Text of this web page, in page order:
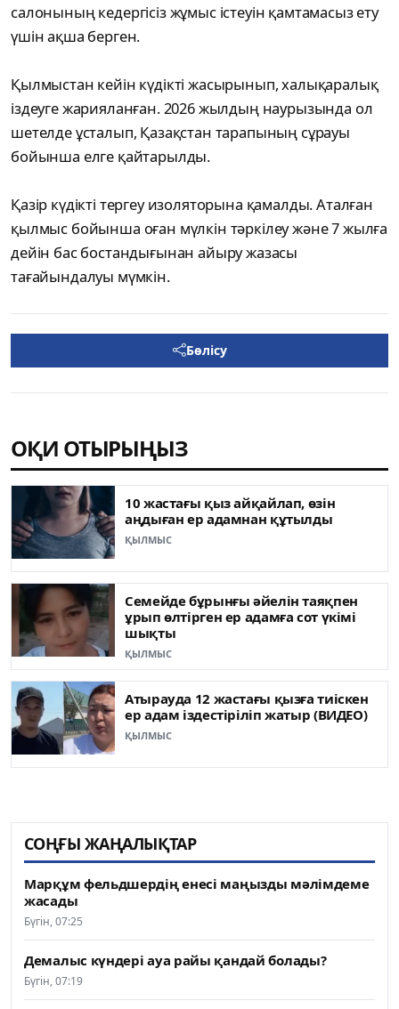
салонының кедергісіз жұмыс істеуін қамтамасыз ету
үшін ақша берген.
Қылмыстан кейін күдікті жасырынып, халықаралық
іздеуге жарияланған. 2026 жылдың наурызында ол
шетелде ұсталып, Қазақстан тарапының сұрауы
бойынша елге қайтарылды.
Қазір күдікті тергеу изоляторына қамалды. Аталған
қылмыс бойынша оған мүлкін тәркілеу және 7 жылға
дейін бас бостандығынан айыру жазасы
тағайындалуы мүмкін.
Бөлісу
ОҚИ ОТЫРЫҢЫЗ
10 жастағы қыз айқайлап, өзін
аңдыған ер адамнан құтылды
ҚЫЛМЫС
Семейде бұрынғы әйелін таяқпен
ұрып өлтірген ер адамға сот үкімі
шықты
ҚЫЛМЫС
Атырауда 12 жастағы қызға тиіскен
ер адам іздестіріліп жатыр (ВИДЕО)
ҚЫЛМЫС
СОҢҒЫ ЖАҢАЛЫҚТАР
Марқұм фельдшердің енесі маңызды мәлімдеме
жасады
Бүгін, 07:25
Демалыс күндері ауа райы қандай болады?
Бүгін, 07:19